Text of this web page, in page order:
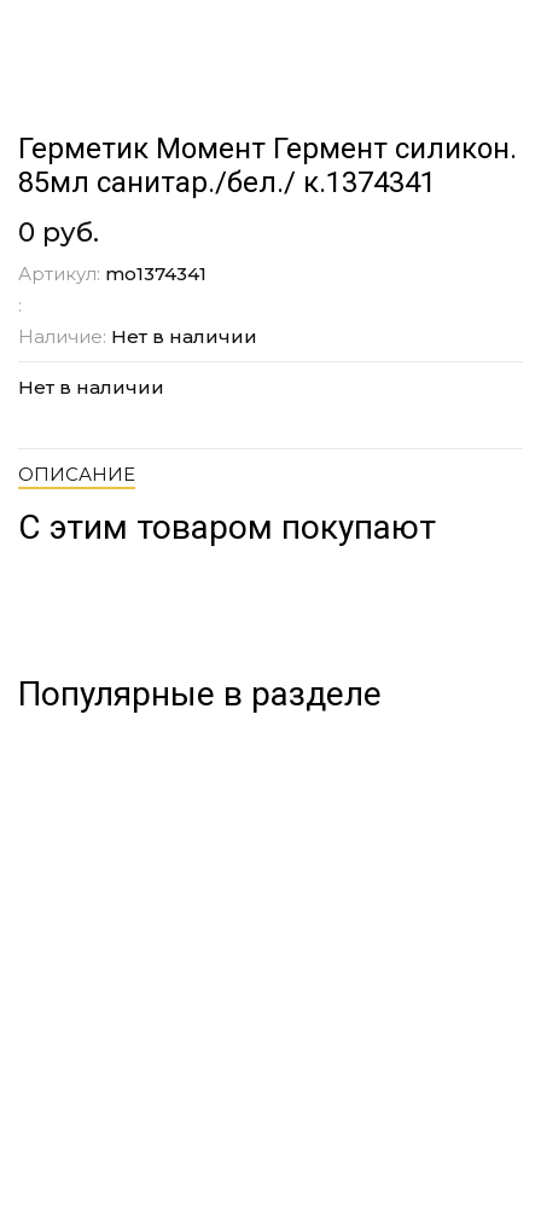
Герметик Момент Гермент силикон.
85мл санитар./бел./ к.1374341
0 руб.
Артикул: mo1374341
:
Наличие: Нет в наличии
Нет в наличии
ОПИСАНИЕ
С этим товаром покупают
Популярные в разделе